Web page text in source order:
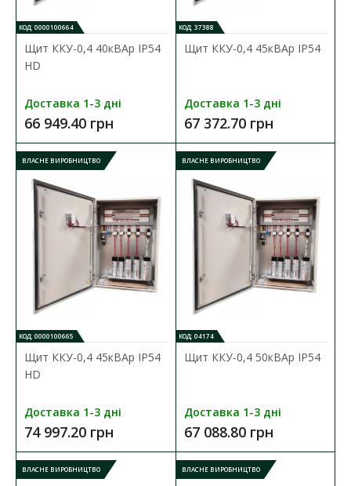
Наявність: В наявності
перетворюють напругу змінного струму 220В частотою 50Гц
на ..
4 117.30 грн
ДО КОШИКА
В закладки
ВЛАСНЕ ВИРОБНИЦТВО
КОД: 0000100664
Щит ККУ-0,4 40кВАр ІР54
HD
Доставка 1-3 дні
66 949.40 грн
КОД: 37388
Щит ККУ-0,4 45кВАр ІР54
Доставка 1-3 дні
67 372.70 грн
ВЛАСНЕ ВИРОБНИЦТВО
КОД: 0000100665
Щит ККУ-0,4 45кВАр ІР54
HD
Доставка 1-3 дні
74 997.20 грн
ВЛАСНЕ ВИРОБНИЦТВО
КОД: 04174
Щит ККУ-0,4 50кВАр ІР54
Доставка 1-3 дні
67 088.80 грн
ВЛАСНЕ ВИРОБНИЦТВО ВЛАСНЕ ВИРОБНИЦТВО